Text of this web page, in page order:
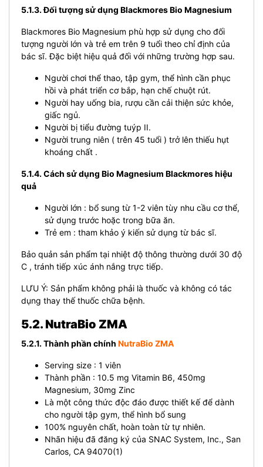
5.1.3. Đối tượng sử dụng Blackmores Bio Magnesium
Blackmores Bio Magnesium phù hợp sử dụng cho đối
tượng người lớn và trẻ em trên 9 tuổi theo chỉ định của
bác sĩ. Đặc biệt hiệu quả đối với những trường hợp sau.
Người chơi thể thao, tập gym, thể hình cần phục
hồi và phát triển cơ bắp, hạn chế chuột rút.
Người hay uống bia, rượu cần cải thiện sức khỏe,
giấc ngủ.
Người bị tiểu đường tuýp II.
Người trung niên ( trên 45 tuổi ) trở lên thiếu hụt
khoáng chất .
5.1.4. Cách sử dụng Bio Magnesium Blackmores hiệu
quả
Người lớn : bổ sung từ 1-2 viên tùy nhu cầu cơ thể,
sử dụng trước hoặc trong bữa ăn.
Trẻ em : tham khảo ý kiến sử dụng từ bác sĩ.
Bảo quản sản phẩm tại nhiệt độ thông thường dưới 30 độ
C , tránh tiếp xúc ánh nắng trực tiếp.
LƯU Ý: Sản phẩm không phải là thuốc và không có tác
dụng thay thế thuốc chữa bệnh.
5.2. NutraBio ZMA
5.2.1. Thành phần chính NutraBio ZMA
Serving size : 1 viên
Thành phần : 10.5 mg Vitamin B6, 450mg
Magnesium, 30mg Zinc
Là một công thức độc đáo được thiết kế để dành
cho người tập gym, thể hình bổ sung
100% nguyên chất, hoàn toàn từ tự nhiên.
Nhãn hiệu đã đăng ký của SNAC System, Inc., San
Carlos, CA 94070(1)